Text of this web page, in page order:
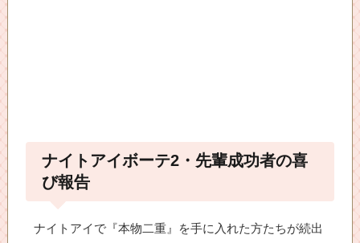
ナイトアイボーテ2・先輩成功者の喜
び報告
ナイトアイで『本物二重』を手に入れた方たちが続出